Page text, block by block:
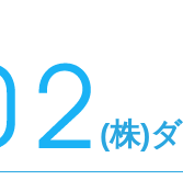
(株)